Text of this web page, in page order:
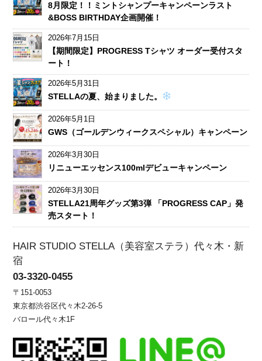
8月限定！！ミントシャンプーキャンペーンラスト
&BOSS BIRTHDAY企画開催！
2026年7月15日
【期間限定】PROGRESS Tシャツ オーダー受付スタ
ート！
2026年5月31日
STELLAの夏、始まりました。
2026年5月1日
GWS（ゴールデンウィークスペシャル）キャンペーン
2026年3月30日
リニューエッセンス100mlデビューキャンペーン
2026年3月30日
STELLA21周年グッズ第3弾 「PROGRESS CAP」発
売スタート！
HAIR STUDIO STELLA（美容室ステラ）代々木・新
宿
03-3320-0455
〒151-0053
東京都渋谷区代々木2-26-5
バロール代々木1F